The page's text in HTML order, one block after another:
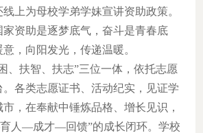
上为母校学弟学妹宣讲资助政策。
资助是逐梦底气，奋斗是青春底
，向阳发光，传递温暖。
扶智、扶志”三位一体，依托志愿
。各类志愿证书、活动纪实，见证学
，在奉献中锤炼品格、增长见识，
人—成才—回馈”的成长闭环。学校